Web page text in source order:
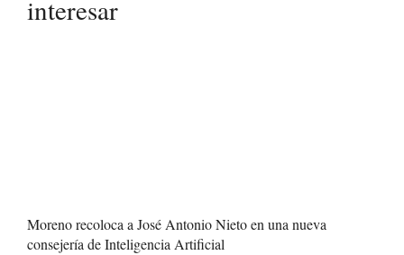
interesar
Moreno recoloca a José Antonio Nieto en una nueva
consejería de Inteligencia Artificial